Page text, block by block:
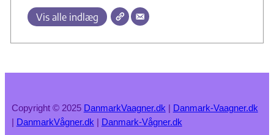
Vis alle indlæg
Copyright © 2025 DanmarkVaagner.dk|
Danmark-Vaagner.dk
DanmarkVågner.dk| Danmark-Vågner.dk